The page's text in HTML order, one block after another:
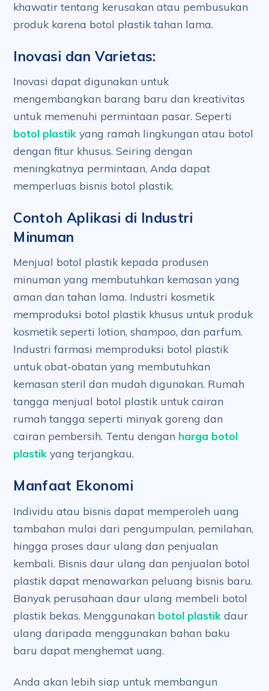
khawatir tentang kerusakan atau pembusukan
produk karena botol plastik tahan lama.
Inovasi dan Varietas:
Inovasi dapat digunakan untuk
mengembangkan barang baru dan kreativitas
untuk memenuhi permintaan pasar. Seperti
botol plastik yang ramah lingkungan atau botol
dengan fitur khusus. Seiring dengan
meningkatnya permintaan, Anda dapat
memperluas bisnis botol plastik.
Contoh Aplikasi di Industri
Minuman
Menjual botol plastik kepada produsen
minuman yang membutuhkan kemasan yang
aman dan tahan lama. Industri kosmetik
memproduksi botol plastik khusus untuk produk
kosmetik seperti lotion, shampoo, dan parfum.
Industri farmasi memproduksi botol plastik
untuk obat-obatan yang membutuhkan
kemasan steril dan mudah digunakan. Rumah
tangga menjual botol plastik untuk cairan
rumah tangga seperti minyak goreng dan
cairan pembersih. Tentu dengan harga botol
plastik yang terjangkau.
Manfaat Ekonomi
Individu atau bisnis dapat memperoleh uang
tambahan mulai dari pengumpulan, pemilahan,
hingga proses daur ulang dan penjualan
kembali. Bisnis daur ulang dan penjualan botol
plastik dapat menawarkan peluang bisnis baru.
Banyak perusahaan daur ulang membeli botol
plastik bekas. Menggunakan botol plastik daur
ulang daripada menggunakan bahan baku
baru dapat menghemat uang.
Anda akan lebih siap untuk membangun